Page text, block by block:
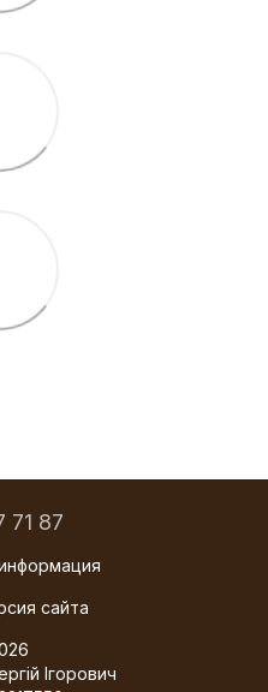
71 87
сайта
Ігорович